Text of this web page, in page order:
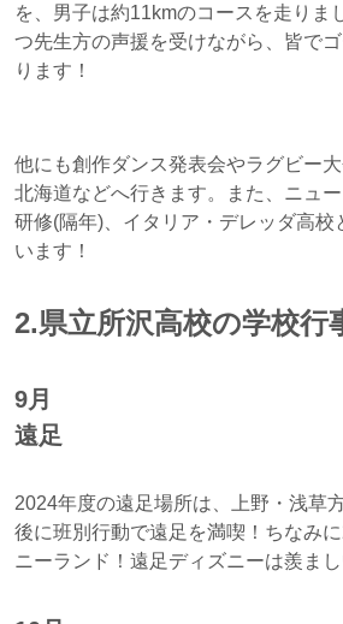
を、男子は約11kmのコースを走りま
つ先生方の声援を受けながら、皆で
ります！
他にも創作ダンス発表会やラグビー
北海道などへ行きます。また、ニュ
研修(隔年)、イタリア・デレッダ高校
います！
2.県立所沢高校の学校行
9月
遠足
2024年度の遠足場所は、上野・浅草
後に班別行動で遠足を満喫！ちなみ
ニーランド！遠足ディズニーは羨まし